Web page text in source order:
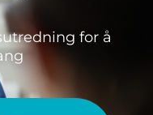
for å